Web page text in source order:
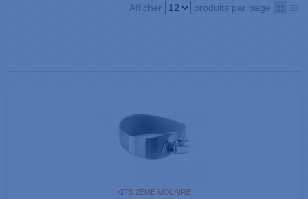
Afficher
produits par page
KITS 2ÈME MOLAIRE